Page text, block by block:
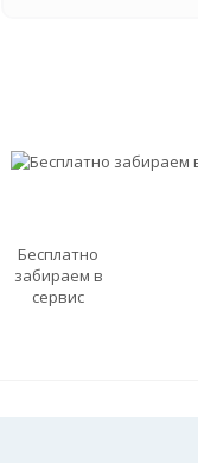
Бесплатно
забираем в
сервис